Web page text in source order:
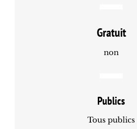
Gratuit
non
Publics
Tous publics